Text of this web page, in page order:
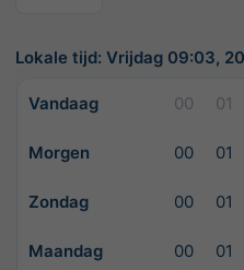
Lokale tijd: Vrijdag 09:03,
Vandaag 00 01
Morgen 00 01
Zondag 00 01
Maandag 00 01